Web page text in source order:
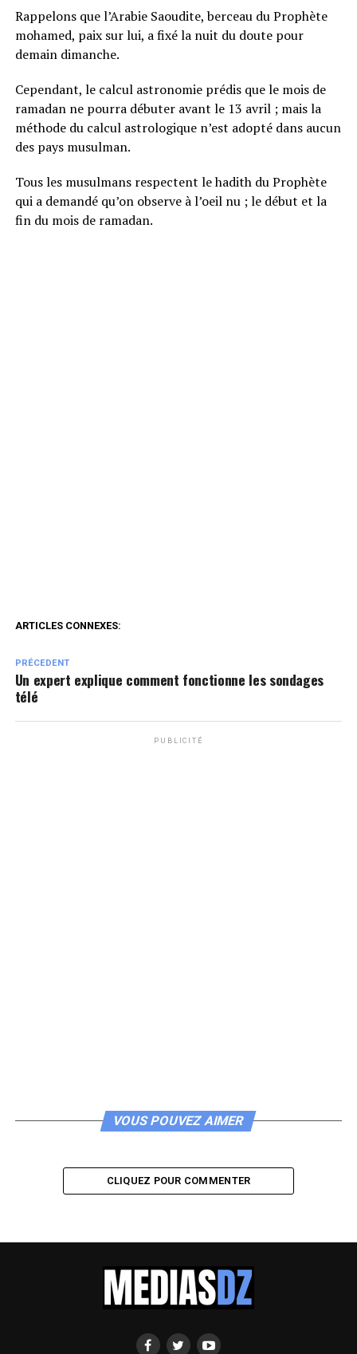
Rappelons que l’Arabie Saoudite, berceau du Prophète
mohamed, paix sur lui, a fixé la nuit du doute pour
demain dimanche.
Cependant, le calcul astronomie prédis que le mois de
ramadan ne pourra débuter avant le 13 avril ; mais la
méthode du calcul astrologique n’est adopté dans aucun
des pays musulman.
Tous les musulmans respectent le hadith du Prophète
qui a demandé qu’on observe à l’oeil nu ; le début et la
fin du mois de ramadan.
ARTICLES CONNEXES:
PRÉCEDENT
Un expert explique comment fonctionne les sondages
télé
PUBLICITÉ
VOUS POUVEZ AIMER
CLIQUEZ POUR COMMENTER